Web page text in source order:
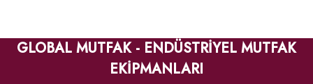
GLOBAL MUTFAK - ENDÜSTRİYEL MUTFAK
EKİPMANLARI